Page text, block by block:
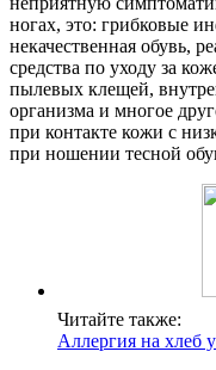
ногах, это: грибковые
некачественная обувь,
средства по уходу за
пылевых клещей,
организма и многое
при контакте кожи с
при ношении тесной
Читайте также:
Аллергия на хлеб